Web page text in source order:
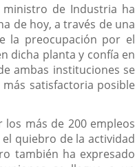
de Industria ha
de hoy, a través de una
la preocupación por el
dicha planta y confía en
ambas instituciones se
satisfactoria posible
más de 200 empleos
quiebro de la actividad
también ha expresado